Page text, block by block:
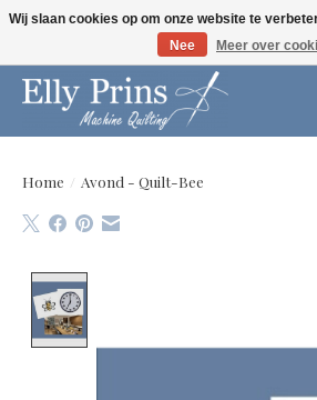
Let op: gewijzigde openingstijden!
Home / Avond - Quilt-Bee
Wij slaan cookies op om onze website te
Nee
Meer over